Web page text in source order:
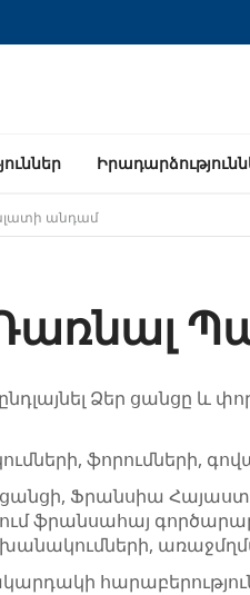
անդամ
Ձեր ցանցը և
ֆորումների,
Ֆրանսիա
ֆրանսահայ